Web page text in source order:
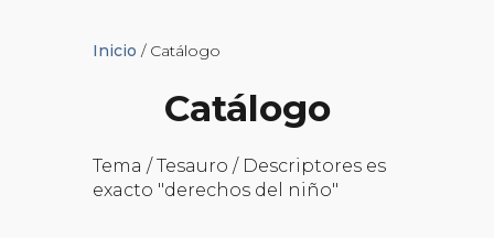
Inicio / Catálogo
Catálogo
Tema / Tesauro / Descriptores es
exacto "derechos del niño"